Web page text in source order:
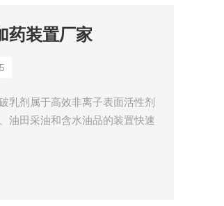
药装置厂家
乳剂属于高效非离子表面活性剂
油田采油和含水油品的装置快速
破坏的乳状液水滴上。